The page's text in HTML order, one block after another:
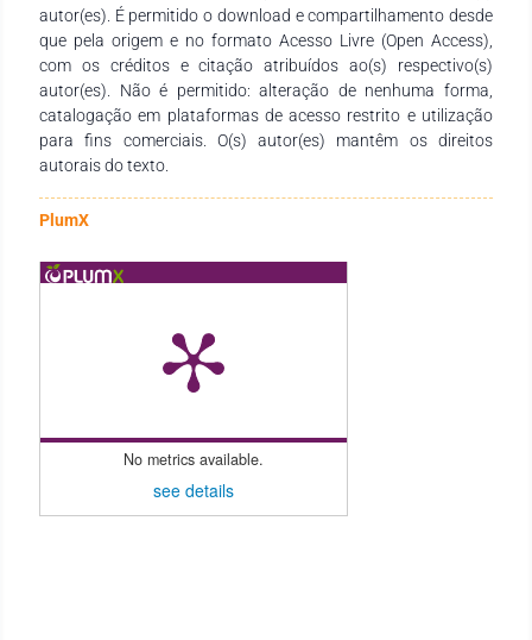
Biossegurança para aprimorar a formação dos estudantes
das Ciências Agrárias, assim também, como a necessidade de
um aprimoramento destinado aos profissionais em exercício,
visando o aprofundamento dos conhecimentos na
especialidade. É por meio da capacitação dos alunos que
podemos contribuir para a diminuição de acidentes e para a
formação de profissionais responsáveis e de excelência para
autor(es). É permitido o download e compartilhamento desde
que pela origem e no formato Acesso Livre (Open Access),
com os créditos e citação atribuídos ao(s) respectivo(s)
autor(es). Não é permitido: alteração de nenhuma forma,
catalogação em plataformas de acesso restrito e utilização
para fins comerciais. O(s) autor(es) mantêm os direitos
autorais do texto.
PlumX
No metrics available.
see details